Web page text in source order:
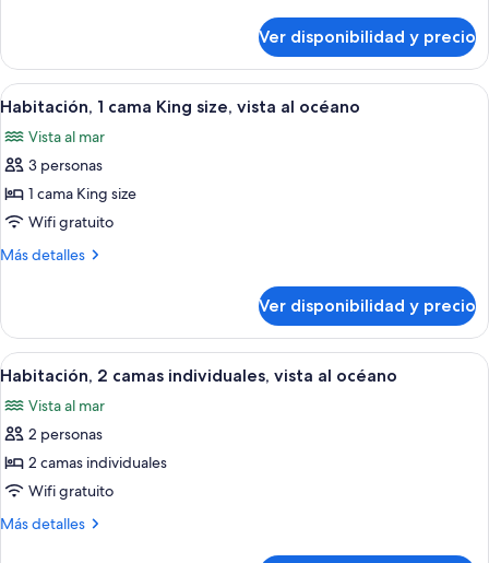
vista
la
ciudad
2
camas
individuales,
a
la
Ver disponibilidad y precio
Ver
todas
las
fotos
de
Habitación,
1
size,
vista
al
océano
Habitación de hotel con cama,
3
Habitación, 1 cama King size, vista al océano
Vista al mar
3 personas
1 cama King size
Wifi gratuito
Más detalles
Más
1
cama
King
vista
al
Ver disponibilidad y precio
Ver
todas
las
fotos
de
Habitación,
2
Habitación de hotel con dos camas,
4
Habitación, 2 camas individuales, vista al océano
Vista al mar
2 personas
2 camas individuales
Wifi gratuito
Más detalles
Más